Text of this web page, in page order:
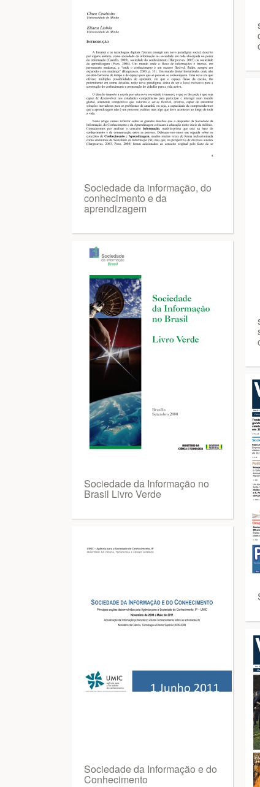
Sociedade da informação, do
conhecimento e da
aprendizagem
Sociedade da Informação no
Brasil Livro Verde
Sociedade da Informação e do
Conhecimento